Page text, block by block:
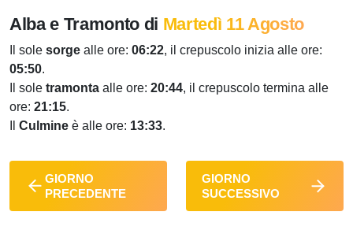
Alba e Tramonto di Martedì 11 Agosto
Il sole sorge alle ore: 06:22, il crepuscolo inizia alle ore:
05:50.
Il sole tramonta alle ore: 20:44, il crepuscolo termina alle
ore: 21:15.
Culmine è alle ore: 13:33.
GIORNO
PRECEDENTE
GIORNO
SUCCESSIVO